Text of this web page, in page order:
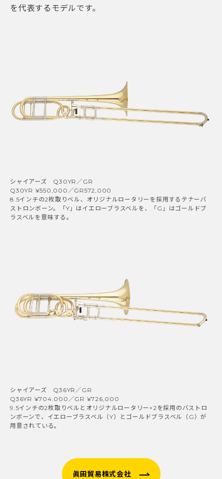
を代表するモデルです。
シャイアーズ Q30YR／GR
Q30YR ¥550,000／GR572,000
8.5インチの2枚取りベル、オリジナルロータリーを採用するテナーバ
ストロンボーン。「Y」はイエローブラスベルを、「G」はゴールドブ
ラスベルを意味する。
シャイアーズ Q36YR／GR
Q36YR ¥704.000／GR ¥726,000
9.5インチの2枚取りベルとオリジナルロータリー×2を採用のバストロ
ンボーンで、イエローブラスベル（Y）とゴールドブラスベル（G）が
用意されている。
眞田貿易株式会社